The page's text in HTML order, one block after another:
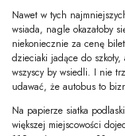
Nawet w tych
wsiada, nagle okazałoby
niekoniecznie za cenę
dzieciaki jadące do
wszyscy by wsiedli. I nie
udawać, że autobus to
Na papierze siatka
większej miejscowości